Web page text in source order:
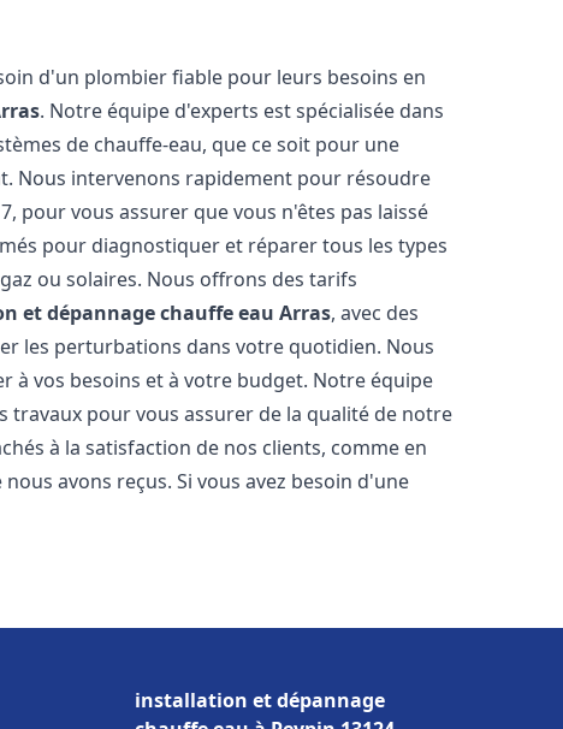
d'un plombier fiable pour leurs besoins en
. Notre équipe d'experts est spécialisée dans
de chauffe-eau, que ce soit pour une
Nous intervenons rapidement pour résoudre
pour vous assurer que vous n'êtes pas laissé
pour diagnostiquer et réparer tous les types
ou solaires. Nous offrons des tarifs
et dépannage chauffe eau Arras, avec des
les perturbations dans votre quotidien. Nous
à vos besoins et à votre budget. Notre équipe
travaux pour vous assurer de la qualité de notre
à la satisfaction de nos clients, comme en
avons reçus. Si vous avez besoin d'une
installation et dépannage